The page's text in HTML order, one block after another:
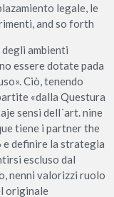
legale, le
and so forth
ambienti
essere dotate pada
Ciò, tenendo
«dalla Questura
sensi dell´art. nine
tiene i partner the
e definire la strategia
escluso dal
nenni valorizzi ruolo
originale